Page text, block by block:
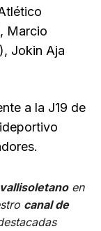
Marcio
Jokin Aja
a la J19 de
en
canal de